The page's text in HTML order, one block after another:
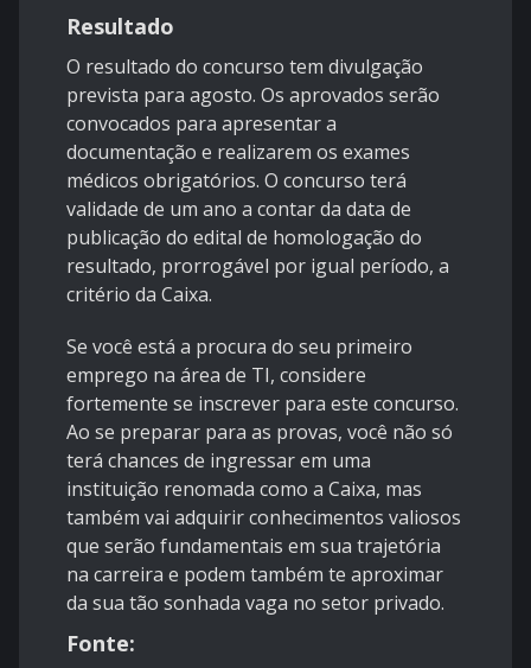
Resultado
O resultado do concurso tem divulgação
prevista para agosto. Os aprovados serão
convocados para apresentar a
documentação e realizarem os exames
médicos obrigatórios. O concurso terá
validade de um ano a contar da data de
publicação do edital de homologação do
resultado, prorrogável por igual período, a
critério da Caixa.
Se você está a procura do seu primeiro
emprego na área de TI, considere
fortemente se inscrever para este concurso.
Ao se preparar para as provas, você não só
terá chances de ingressar em uma
instituição renomada como a Caixa, mas
também vai adquirir conhecimentos valiosos
que serão fundamentais em sua trajetória
na carreira e podem também te aproximar
da sua tão sonhada vaga no setor privado.
Fonte: